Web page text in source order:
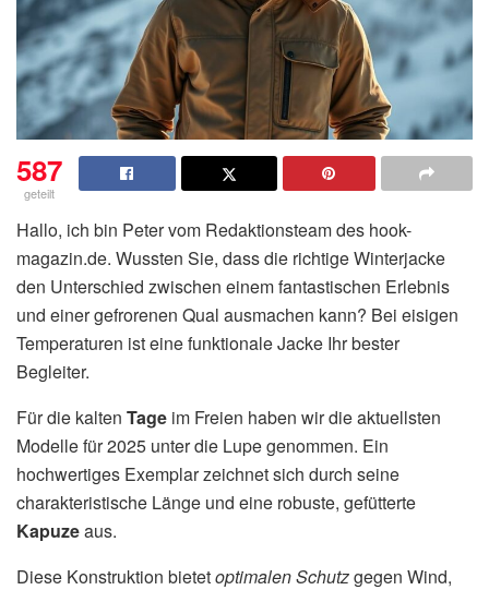
587
geteilt
Hallo, ich bin Peter vom Redaktionsteam des hook-
magazin.de. Wussten Sie, dass die richtige Winterjacke
den Unterschied zwischen einem fantastischen Erlebnis
und einer gefrorenen Qual ausmachen kann? Bei eisigen
Temperaturen ist eine funktionale Jacke Ihr bester
Begleiter.
Für die kalten Tage im Freien haben wir die aktuellsten
Modelle für 2025 unter die Lupe genommen. Ein
hochwertiges Exemplar zeichnet sich durch seine
charakteristische Länge und eine robuste, gefütterte
Kapuzeaus.
Diese Konstruktion bietetoptimalen Schutzgegen Wind,